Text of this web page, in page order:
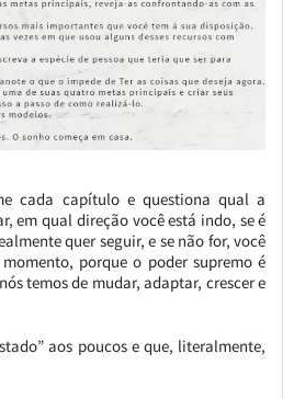
cada capítulo e questiona qual a
em qual direção você está indo, se é
quer seguir, e se não for, você
porque o poder supremo é
temos de mudar, adaptar, crescer e
aos poucos e que, literalmente,